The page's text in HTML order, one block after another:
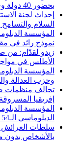
بحضور 40 دولة وحزب الاستقلال ضيف الشرف
إحداث لجنة
السلام
المؤسسة
نموذج رائد في
زيدو لقدّام: من
الأطلس في
المؤسسة
وحزب العدالة
تحالف منظمات
إفريقيا
المؤسسة
الدبلوماسي الـ154
سلطات العرائش
بالأشخاص بدون